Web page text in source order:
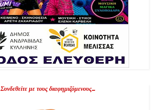
Συνδεθείτε με τους διαφημιζόμενους...